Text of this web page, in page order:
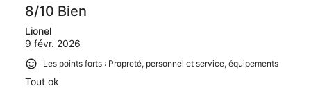
8/10 Bien
Lionel
9 févr. 2026
Les points forts : Propreté, personnel et service, équipements
Tout ok